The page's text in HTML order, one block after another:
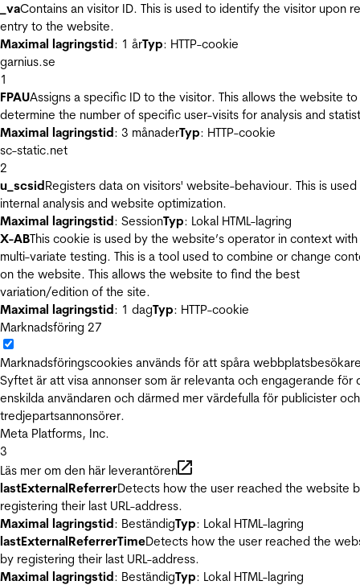
_vaContains an visitor ID. This is used to identify the visitor upon
entry to the website.
Maximal lagringstid: 1 årTyp: HTTP-cookie
garnius.se
1
FPAUAssigns a specific ID to the visitor. This allows the website to
determine the number of specific user-visits for analysis and
Maximal lagringstid: 3 månaderTyp: HTTP-cookie
sc-static.net
2
u_scsidRegisters data on visitors' website-behaviour. This is
internal analysis and website optimization.
Maximal lagringstid: SessionTyp: Lokal HTML-lagring
X-ABThis cookie is used by the website’s operator in context with
multi-variate testing. This is a tool used to combine or change
on the website. This allows the website to find the best
variation/edition of the site.
Maximal lagringstid: 1 dagTyp: HTTP-cookie
Marknadsföring 27
Marknadsföringscookies används för att spåra
Syftet är att visa annonser som är relevanta och engagerande för
enskilda användaren och därmed mer värdefulla för publicister och
tredjepartsannonsörer.
Meta Platforms, Inc.
3
Läs mer om den här leverantören
lastExternalReferrerDetects how the user reached the website
registering their last URL-address.
Maximal lagringstid: BeständigTyp: Lokal HTML-lagring
lastExternalReferrerTimeDetects how the user reached the
by registering their last URL-address.
Maximal lagringstid: BeständigTyp: Lokal HTML-lagring